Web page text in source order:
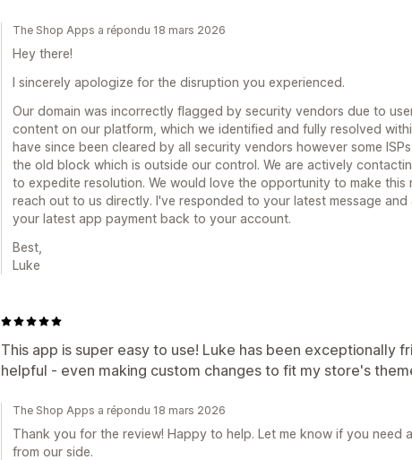
The Shop Apps a répondu 18 mars 2026
Hey there!
I sincerely apologize for the disruption you experienced.
Our domain was incorrectly flagged by security vendors due to
content on our platform, which we identified and fully resolved
have since been cleared by all security vendors however some
the old block which is outside our control. We are actively
to expedite resolution. We would love the opportunity to make
reach out to us directly. I've responded to your latest message and
your latest app payment back to your account.
Best,
Luke
This app is super easy to use! Luke has been exceptionally
helpful - even making custom changes to fit my store's
The Shop Apps a répondu 18 mars 2026
Thank you for the review! Happy to help. Let me know if you need
from our side.